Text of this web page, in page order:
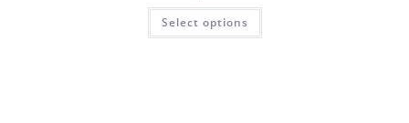
Select options